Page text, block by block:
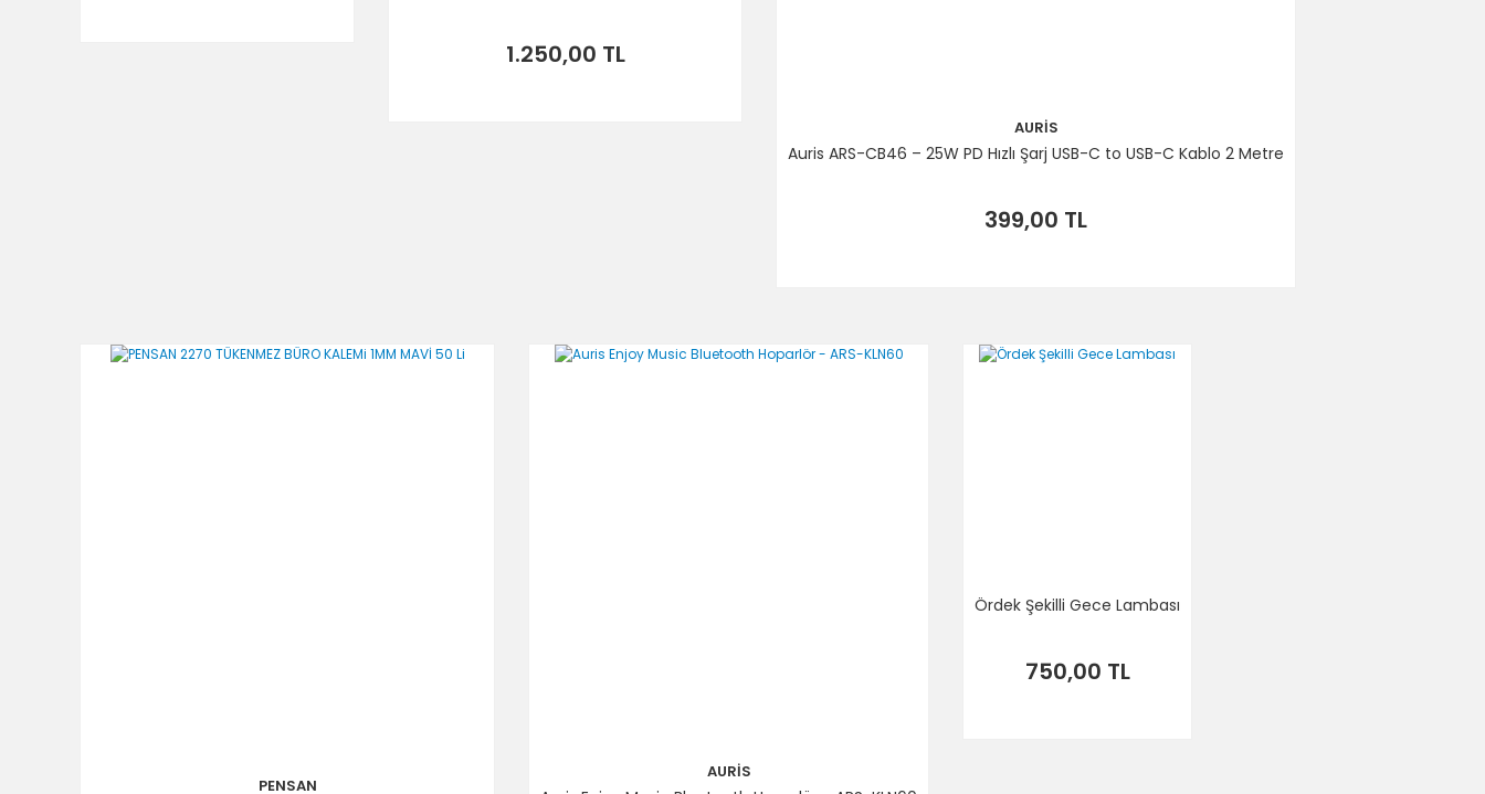
1.250,00 TL
AURİS
Auris ARS-CB46 – 25W PD Hızlı Şarj USB-C to USB-C Kablo 2 Metre
399,00 TL
PENSAN
AURİS
Ördek Şekilli Gece Lambası
750,00 TL